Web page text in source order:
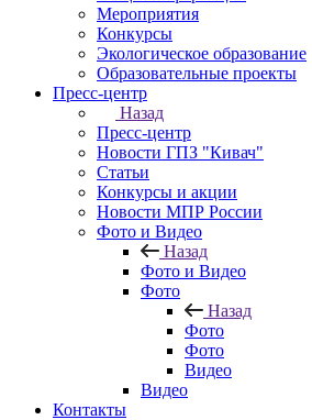
Мероприятия
Конкурсы
Экологическое образование
Образовательные проекты
Пресс-центр
Назад
Пресс-центр
Новости ГПЗ "Кивач"
Статьи
Конкурсы и акции
Новости МПР России
Фото и Видео
Назад
Фото и Видео
Фото
Назад
Фото
Фото
Видео
Видео
Контакты